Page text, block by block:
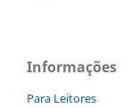
Informações
Para Leitores